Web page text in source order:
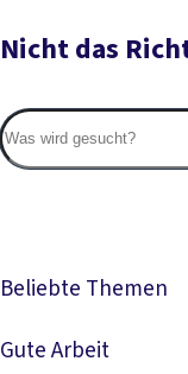
Nicht das
Beliebte Themen
Gute Arbeit